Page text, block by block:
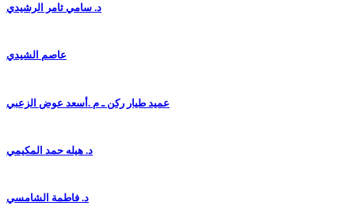
د. سامي ثامر الرشيدي
عاصم الشيدي
عميد طيار ركن ـ م .أسعد عوض الزعبي
د. هيله حمد المكيمي
د. فاطمة الشامسي